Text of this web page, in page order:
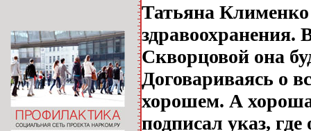
Татьяна
Скворцовой она
Договариваясь о
хорошем. А
подписал указ,